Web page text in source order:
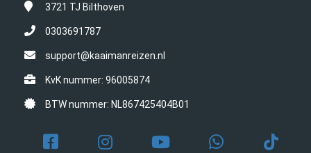
3721 TJ Bilthoven
0303691787
support@kaaimanreizen.nl
KvK nummer: 96005874
BTW nummer: NL867425404B01